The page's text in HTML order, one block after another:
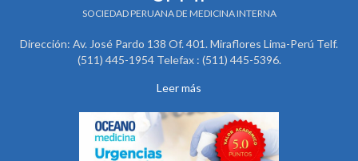
SOCIEDAD PERUANA DE MEDICINA INTERNA
Dirección: Av. José Pardo 138 Of. 401. Miraflores Lima-Perú Telf.
(511) 445-1954 Telefax : (511) 445-5396.
Leer más